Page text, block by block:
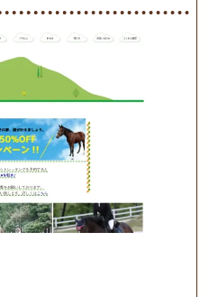
（鞍などを装着する） も
触れること」にも慣れてい
ビギナークラスで単独で
るようになったら スタート
で馬のスピードを調整し
んどう)を学びます。 安定
撞ができるようになれば
。 ホップクラス スタート
歩、駈歩の初歩をマスター
含めた誘導練習を行いま
プクラスまでに練習した